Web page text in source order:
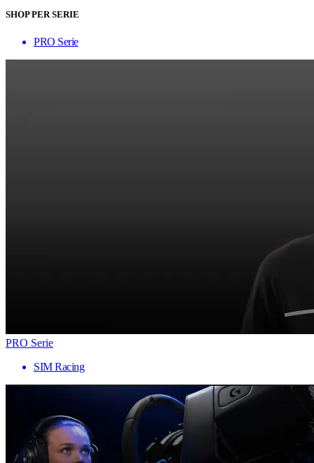
SHOP PER SERIE
PRO Serie
PRO Serie
SIM Racing